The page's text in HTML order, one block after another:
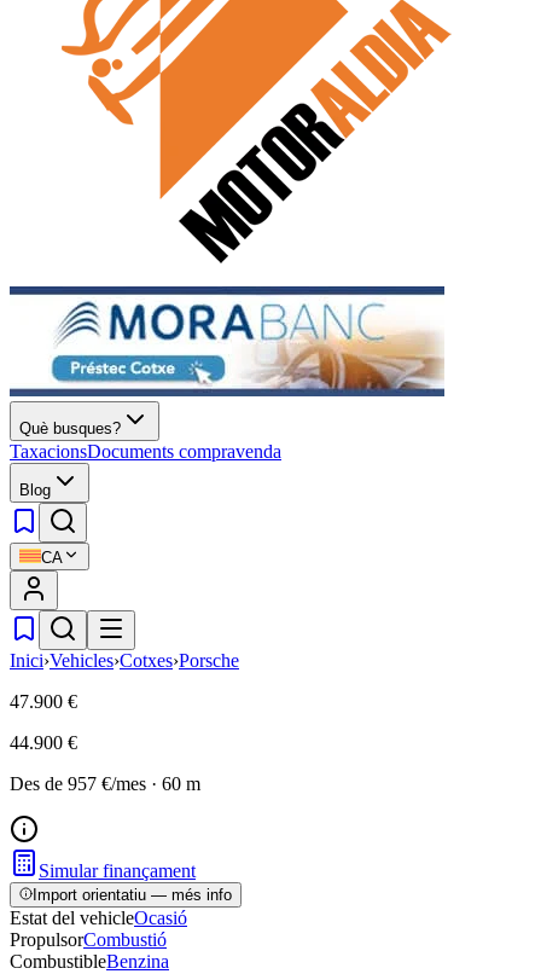
Què busques?
TaxacionsDocuments compravenda
Blog
CA
Inici›Vehicles›Cotxes›Porsche
47.900 €
44.900 €
Des de 957 €/mes · 60 m
Simular finançament
Import orientatiu — més info
Estat del vehicleOcasió
PropulsorCombustió
CombustibleBenzina